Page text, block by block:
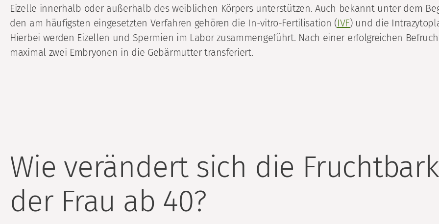
Eizelle innerhalb oder außerhalb des weiblichen Körpers unterstützen. Auch bekannt unter dem
den am häufigsten eingesetzten Verfahren gehören die In-vitro-Fertilisation (IVF) und die
Hierbei werden Eizellen und Spermien im Labor zusammengeführt. Nach einer erfolgreichen
maximal zwei Embryonen in die Gebärmutter transferiert.
Wie verändert sich die
der Frau ab 40?